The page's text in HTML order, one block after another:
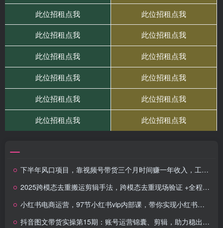
下半年风口项目，靠视频号带货三个月时间赚一年收入，工作室单日3000+
2025跨模态去重搬运剪辑手法，跨模态去重现场验证 +全程实操，真实账号验证
小红书电商运营，97节小红书vip内部课，带你实现小红书赚钱
抖音图文带货实操第15期：账号运营锦囊、剪辑，助力稳出单，轻松月入N万